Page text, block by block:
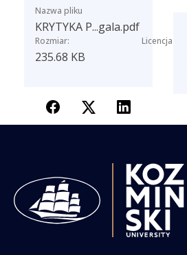
Nazwa pliku
KRYTYKA P...gala.pdf
Rozmiar:
235.68 KB
Licencja